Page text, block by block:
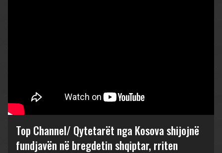
Top Channel/ Qytetarët nga Kosova shijojnë
fundjavën në bregdetin shqiptar, rriten